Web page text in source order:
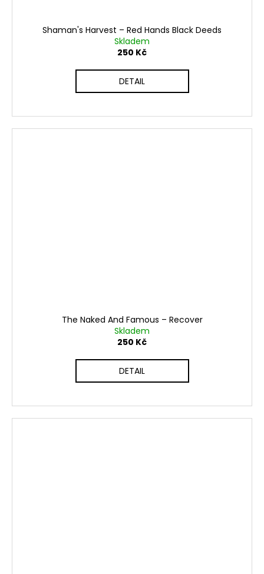
Shaman's Harvest ‎– Red Hands Black Deeds
Skladem
250 Kč
DETAIL
The Naked And Famous ‎– Recover
Skladem
250 Kč
DETAIL